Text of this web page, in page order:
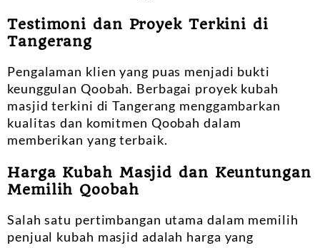
Testimoni dan Proyek Terkini di
Tangerang
Pengalaman klien yang puas menjadi bukti
keunggulan Qoobah. Berbagai proyek kubah
masjid terkini di Tangerang menggambarkan
kualitas dan komitmen Qoobah dalam
memberikan yang terbaik.
Harga Kubah Masjid dan Keuntungan
Memilih Qoobah
Salah satu pertimbangan utama dalam memilih
penjual kubah masjid adalah harga yang